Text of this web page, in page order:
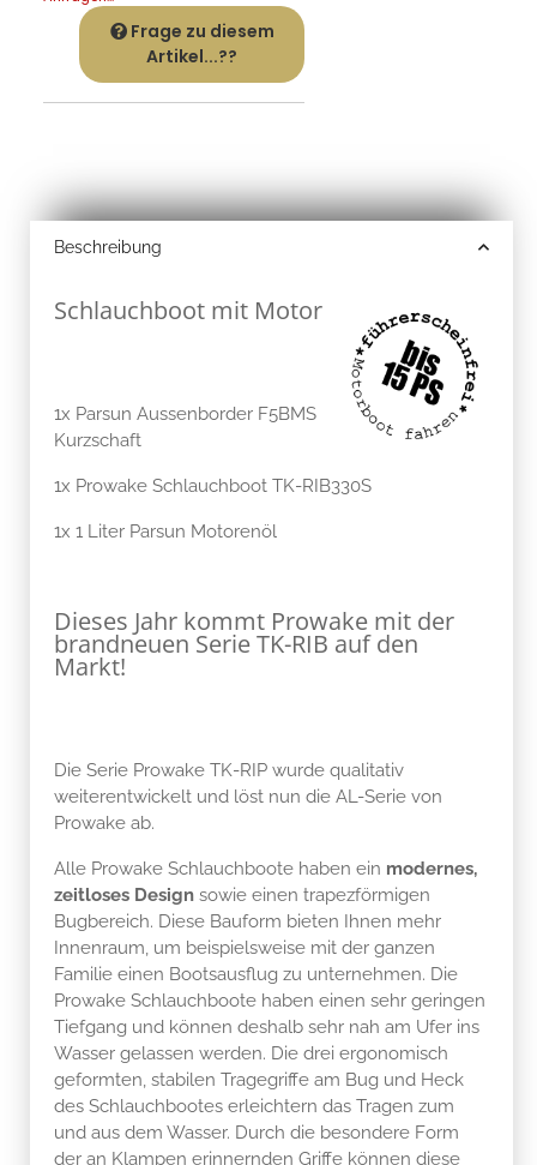
Frage zu diesem
Artikel...??
Beschreibung
Schlauchboot mit Motor
1x Parsun Aussenborder F5BMS
Kurzschaft
1x Prowake Schlauchboot TK-RIB330S
1x 1 Liter Parsun Motorenöl
Dieses Jahr kommt Prowake mit der
brandneuen Serie TK-RIB auf den
Markt!
Die Serie Prowake TK-RIP wurde qualitativ
weiterentwickelt und löst nun die AL-Serie von
Prowake ab.
Alle Prowake Schlauchboote haben ein modernes,
zeitloses Design sowie einen trapezförmigen
Bugbereich. Diese Bauform bieten Ihnen mehr
Innenraum, um beispielsweise mit der ganzen
Familie einen Bootsausflug zu unternehmen. Die
Prowake Schlauchboote haben einen sehr geringen
Tiefgang und können deshalb sehr nah am Ufer ins
Wasser gelassen werden. Die drei ergonomisch
geformten, stabilen Tragegriffe am Bug und Heck
des Schlauchbootes erleichtern das Tragen zum
und aus dem Wasser. Durch die besondere Form
der an Klampen erinnernden Griffe können diese